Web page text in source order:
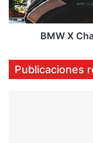
n
c
n
l
l
g
BMW X
Publicaciones